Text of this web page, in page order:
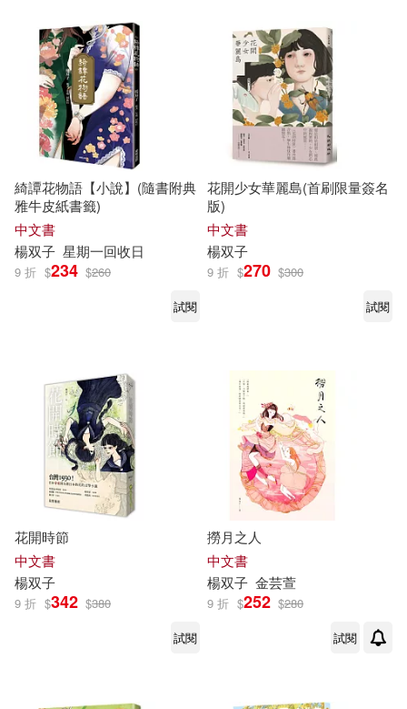
綺譚花物語【小說】(隨書附典
雅牛皮紙書籤)
中文書
楊双子 星期一回收日
9 折 $234 $260
試閱
花開少女華麗島(首刷限量簽名
版)
中文書
楊双子
9 折 $270 $300
試閱
花開時節
中文書
楊双子
9 折 $342 $380
試閱
撈月之人
中文書
楊双子 金芸萱
9 折 $252 $280
試閱